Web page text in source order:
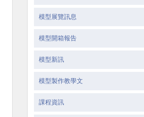
模型展覽訊息
模型開箱報告
模型新訊
模型製作教學文
課程資訊